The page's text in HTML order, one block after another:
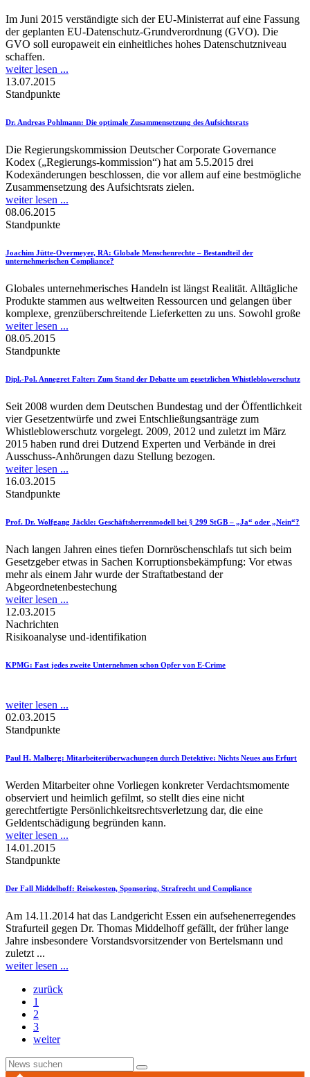
Im Juni 2015 verständigte sich der EU-Ministerrat auf eine Fassung
der geplanten EU-Datenschutz-Grundverordnung (GVO). Die
GVO soll europaweit ein einheitliches hohes Datenschutzniveau
schaffen.
weiter lesen ...
13.07.2015
Standpunkte
Dr. Andreas Pohlmann: Die optimale Zusammensetzung des Aufsichtsrats
Die Regierungskommission Deutscher Corporate Governance
Kodex („Regierungs-kommission“) hat am 5.5.2015 drei
Kodexänderungen beschlossen, die vor allem auf eine bestmögliche
Zusammensetzung des Aufsichtsrats zielen.
weiter lesen ...
08.06.2015
Standpunkte
Joachim Jütte-Overmeyer, RA: Globale Menschenrechte – Bestandteil der
unternehmerischen Compliance?
Globales unternehmerisches Handeln ist längst Realität. Alltägliche
Produkte stammen aus weltweiten Ressourcen und gelangen über
komplexe, grenzüberschreitende Lieferketten zu uns. Sowohl große
weiter lesen ...
08.05.2015
Standpunkte
Dipl.-Pol. Annegret Falter: Zum Stand der Debatte um gesetzlichen Whistleblowerschutz
Seit 2008 wurden dem Deutschen Bundestag und der Öffentlichkeit
vier Gesetzentwürfe und zwei Entschließungsanträge zum
Whistleblowerschutz vorgelegt. 2009, 2012 und zuletzt im März
2015 haben rund drei Dutzend Experten und Verbände in drei
Ausschuss-Anhörungen dazu Stellung bezogen.
weiter lesen ...
16.03.2015
Standpunkte
Prof. Dr. Wolfgang Jäckle: Geschäftsherrenmodell bei § 299 StGB – „Ja“ oder „Nein“?
Nach langen Jahren eines tiefen Dornröschenschlafs tut sich beim
Gesetzgeber etwas in Sachen Korruptionsbekämpfung: Vor etwas
mehr als einem Jahr wurde der Straftatbestand der
Abgeordnetenbestechung
weiter lesen ...
12.03.2015
Nachrichten
Risikoanalyse und-identifikation
KPMG: Fast jedes zweite Unternehmen schon Opfer von E-Crime
weiter lesen ...
02.03.2015
Standpunkte
Paul H. Malberg: Mitarbeiterüberwachungen durch Detektive: Nichts Neues aus Erfurt
Werden Mitarbeiter ohne Vorliegen konkreter Verdachtsmomente
observiert und heimlich gefilmt, so stellt dies eine nicht
gerechtfertigte Persönlichkeitsrechtsverletzung dar, die eine
Geldentschädigung begründen kann.
weiter lesen ...
14.01.2015
Standpunkte
Der Fall Middelhoff: Reisekosten, Sponsoring, Strafrecht und Compliance
Am 14.11.2014 hat das Landgericht Essen ein aufsehenerregendes
Strafurteil gegen Dr. Thomas Middelhoff gefällt, der früher lange
Jahre insbesondere Vorstandsvorsitzender von Bertelsmann und
zuletzt ...
weiter lesen ...
zurück
1
2
3
weiter